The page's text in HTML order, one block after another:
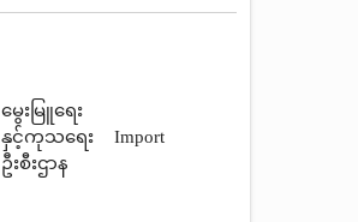
မွေးမြူရေး
နှင့်ကုသရေး
ဦးစီးဌာန
Import